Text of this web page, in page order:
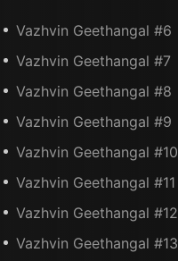
Vazhvin Geethangal #6
Vazhvin Geethangal #7
Vazhvin Geethangal #8
Vazhvin Geethangal #9
Vazhvin Geethangal #10
Vazhvin Geethangal #11
Vazhvin Geethangal #12
Vazhvin Geethangal #13